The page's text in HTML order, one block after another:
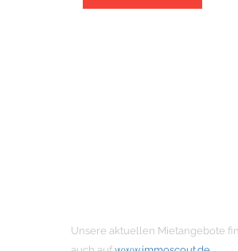
Unsere aktuellen Mietangebote